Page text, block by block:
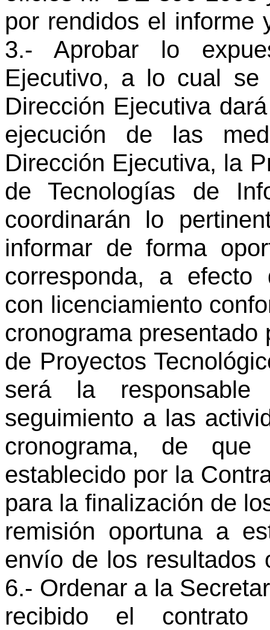
por rendidos el informe
3.- Aprobar lo
Ejecutivo, a lo cual
Dirección Ejecutiva
ejecución de las
Dirección Ejecutiva, la
de Tecnologías de
coordinarán lo
informar de forma
corresponda, a efecto
con licenciamiento
cronograma
de Proyectos
será la
seguimiento a las
cronograma, de
establecido por la
para la finalización de
remisión oportuna a
envío de los resultados
6.- Ordenar a la
recibido el contrato